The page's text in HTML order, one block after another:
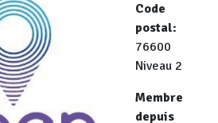
Code
postal
76600
Niveau 2
Membre
depuis